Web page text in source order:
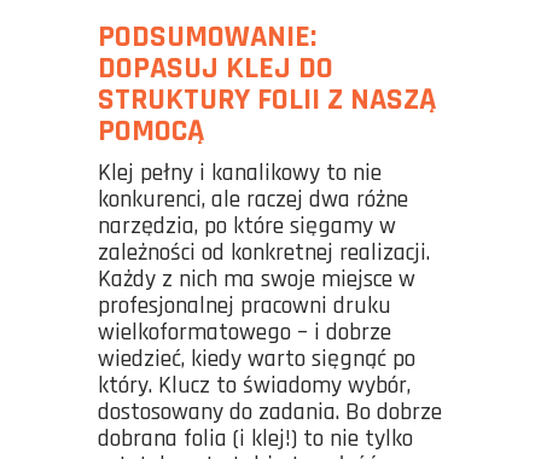
PODSUMOWANIE:
DOPASUJ KLEJ DO
STRUKTURY FOLII Z NASZĄ
POMOCĄ
Klej pełny i kanalikowy to nie
konkurenci, ale raczej dwa różne
narzędzia, po które sięgamy w
zależności od konkretnej realizacji.
Każdy z nich ma swoje miejsce w
profesjonalnej pracowni druku
wielkoformatowego – i dobrze
wiedzieć, kiedy warto sięgnąć po
który. Klucz to świadomy wybór,
dostosowany do zadania. Bo dobrze
dobrana folia (i klej!) to nie tylko